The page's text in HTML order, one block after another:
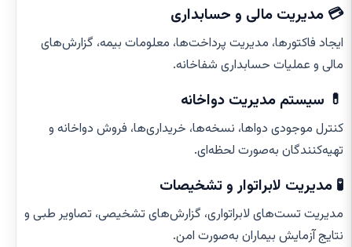
💳 مدیریت مالی و حسابداری
ایجاد فاکتورها، مدیریت پرداخت‌ها، معلومات بیمه، گزارش‌های
مالی و عملیات حسابداری شفاخانه.
💊 سیستم مدیریت دواخانه
کنترل موجودی دواها، نسخه‌ها، خریداری‌ها، فروش دواخانه و
تهیه‌کنندگان به‌صورت لحظه‌ای.
🧪 مدیریت لابراتوار و تشخیصات
مدیریت تست‌های لابراتواری، گزارش‌های تشخیصی، تصاویر طبی و
نتایج آزمایش بیماران به‌صورت امن.